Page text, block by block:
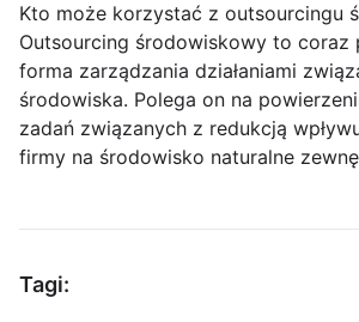
Kto może korzystać z outsourcingu
Outsourcing środowiskowy to coraz
forma zarządzania działaniami
środowiska. Polega on na
zadań związanych z redukcją
firmy na środowisko naturalne zewnę
Tagi: